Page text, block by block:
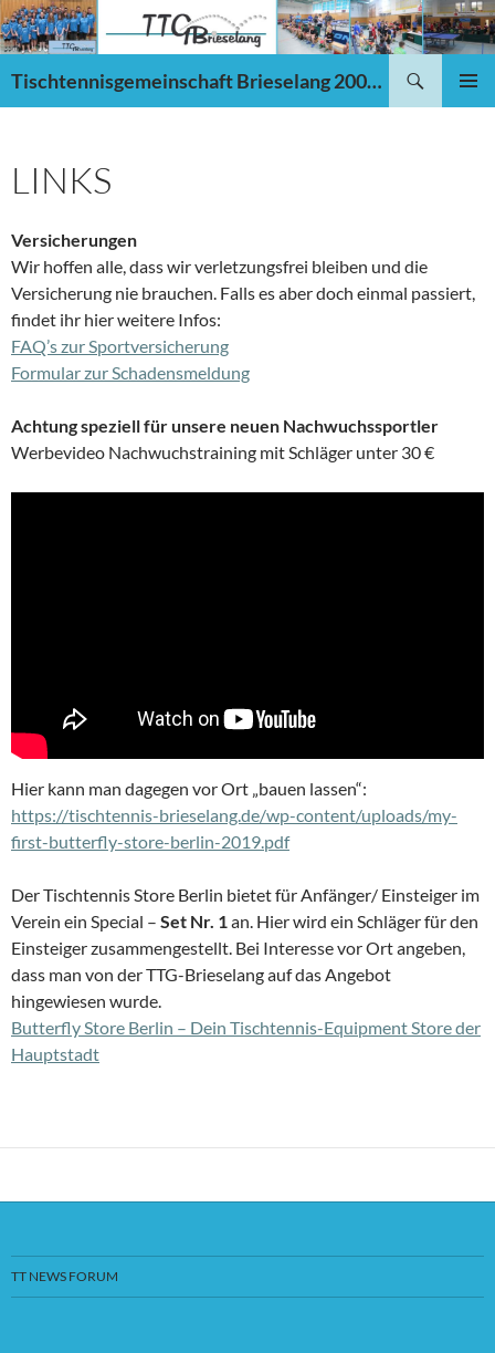
Zum
Inhalt
Tischtennisgemeinschaft Brieselang 2002 e.V.
LINKS
Versicherungen
Wir hoffen alle, dass wir verletzungsfrei bleiben und die
Versicherung nie brauchen. Falls es aber doch einmal passiert,
findet ihr hier weitere Infos:
FAQ’s zur Sportversicherung
Formular zur Schadensmeldung
Achtung speziell für unsere neuen Nachwuchssportler
Werbevideo Nachwuchstraining mit Schläger unter 30 €
Hier kann man dagegen vor Ort „bauen lassen“:
https://tischtennis-brieselang.de/wp-content/uploads/my-
first-butterfly-store-berlin-2019.pdf
Der Tischtennis Store Berlin bietet für Anfänger/ Einsteiger im
Verein ein Special – Set Nr. 1an. Hier wird ein Schläger für den
Einsteiger zusammengestellt. Bei Interesse vor Ort angeben,
dass man von der TTG-Brieselang auf das Angebot
hingewiesen wurde.
Butterfly Store Berlin – Dein Tischtennis-Equipment Store der
Hauptstadt
TT NEWS FORUM